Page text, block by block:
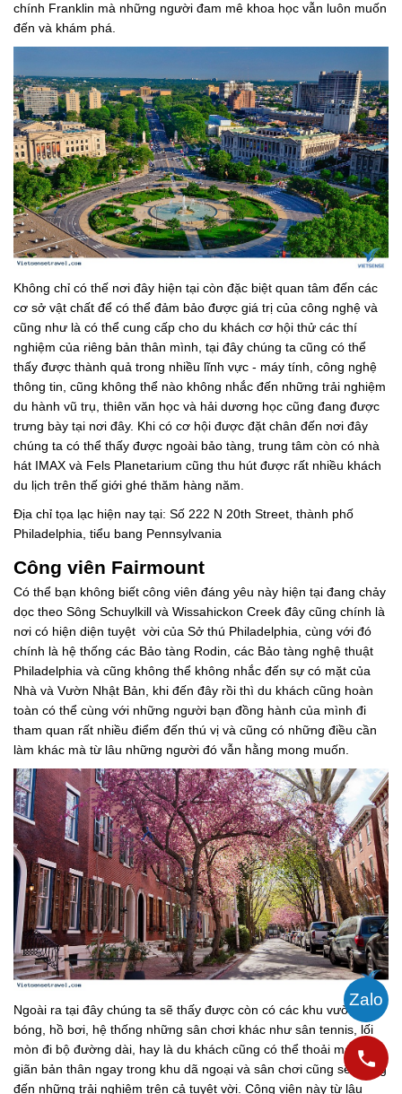
chính Franklin mà những người đam mê khoa học vẫn luôn muốn
đến và khám phá.
Không chỉ có thế nơi đây hiện tại còn đặc biệt quan tâm đến các
cơ sở vật chất để có thể đảm bảo được giá trị của công nghệ và
cũng như là có thể cung cấp cho du khách cơ hội thử các thí
nghiệm của riêng bản thân mình, tại đây chúng ta cũng có thể
thấy được thành quả trong nhiều lĩnh vực - máy tính, công nghệ
thông tin, cũng không thể nào không nhắc đến những trải nghiệm
du hành vũ trụ, thiên văn học và hải dương học cũng đang được
trưng bày tại nơi đây. Khi có cơ hội được đặt chân đến nơi đây
chúng ta có thể thấy được ngoài bảo tàng, trung tâm còn có nhà
hát IMAX và Fels Planetarium cũng thu hút được rất nhiều khách
du lịch trên thế giới ghé thăm hàng năm.
Địa chỉ tọa lạc hiện nay tại: Số 222 N 20th Street, thành phố
Philadelphia, tiểu bang Pennsylvania
Công viên Fairmount
Có thể bạn không biết công viên đáng yêu này hiện tại đang chảy
dọc theo Sông Schuylkill và Wissahickon Creek đây cũng chính là
nơi có hiện diện tuyệt vời của Sở thú Philadelphia, cùng với đó
chính là hệ thống các Bảo tàng Rodin, các Bảo tàng nghệ thuật
Philadelphia và cũng không thể không nhắc đến sự có mặt của
Nhà và Vườn Nhật Bản, khi đến đây rồi thì du khách cũng hoàn
toàn có thể cùng với những người bạn đồng hành của mình đi
tham quan rất nhiều điểm đến thú vị và cũng có những điều cần
làm khác mà từ lâu những người đó vẫn hằng mong muốn.
Ngoài ra tại đây chúng ta sẽ thấy được còn có các khu vườn, sân
bóng, hồ bơi, hệ thống những sân chơi khác như sân tennis, lối
mòn đi bộ đường dài, hay là du khách cũng có thể thoải mái thư
giãn bản thân ngay trong khu dã ngoại và sân chơi cũng sẽ mang
đến những trải nghiệm trên cả tuyệt vời. Công viên này từ lâu